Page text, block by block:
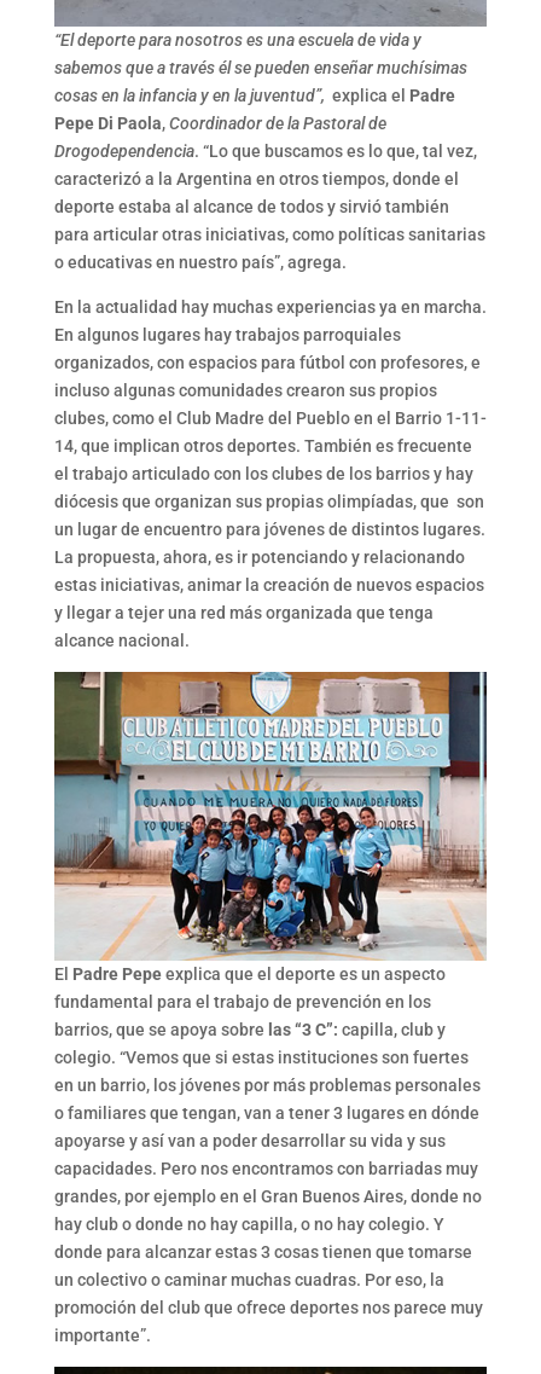
“El deporte para nosotros es una escuela de vida y
sabemos que a través él se pueden enseñar muchísimas
cosas en la infancia y en la juventud”, explica el Padre
Pepe Di Paola,Coordinador de la Pastoral de
Drogodependencia. “Lo que buscamos es lo que, tal vez,
caracterizó a la Argentina en otros tiempos, donde el
deporte estaba al alcance de todos y sirvió también
para articular otras iniciativas, como políticas sanitarias
o educativas en nuestro país”, agrega.
En la actualidad hay muchas experiencias ya en marcha.
En algunos lugares hay trabajos parroquiales
organizados, con espacios para fútbol con profesores, e
incluso algunas comunidades crearon sus propios
clubes, como el Club Madre del Pueblo en el Barrio 1-11-
14, que implican otros deportes. También es frecuente
el trabajo articulado con los clubes de los barrios y hay
diócesis que organizan sus propias olimpíadas, que son
un lugar de encuentro para jóvenes de distintos lugares.
La propuesta, ahora, es ir potenciando y relacionando
estas iniciativas, animar la creación de nuevos espacios
y llegar a tejer una red más organizada que tenga
alcance nacional.
El Padre Pepeexplica que el deporte es un aspecto
fundamental para el trabajo de prevención en los
barrios, que se apoya sobre las “3 C”: capilla, club y
colegio. “Vemos que si estas instituciones son fuertes
en un barrio, los jóvenes por más problemas personales
o familiares que tengan, van a tener 3 lugares en dónde
apoyarse y así van a poder desarrollar su vida y sus
capacidades. Pero nos encontramos con barriadas muy
grandes, por ejemplo en el Gran Buenos Aires, donde no
hay club o donde no hay capilla, o no hay colegio. Y
donde para alcanzar estas 3 cosas tienen que tomarse
un colectivo o caminar muchas cuadras. Por eso, la
promoción del club que ofrece deportes nos parece muy
importante”.